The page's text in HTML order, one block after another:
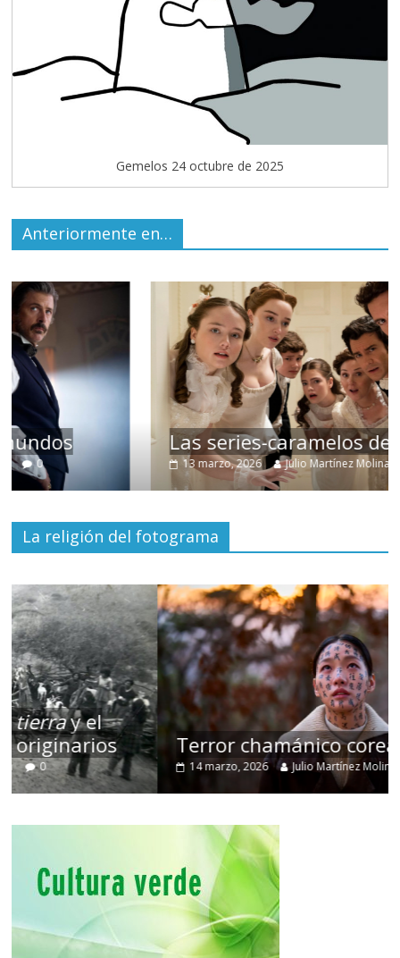
Gemelos 24 octubre de 2025
Anteriormente en…
Las series-caramelos de Shondaland
13 marzo, 2026 Julio Martínez Molina 0
La religión del fotograma
Terror chamánico coreano
14 marzo, 2026 Julio Martínez Molina 0